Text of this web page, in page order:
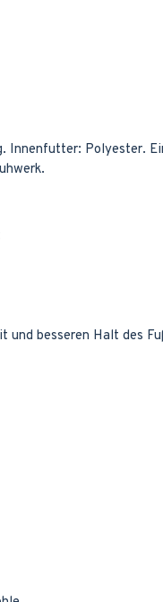
Innenfutter: Polyester.
und besseren Halt des